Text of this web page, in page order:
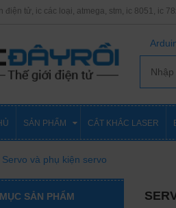
điện tử, ic các loại, atmega, stm, ic 8051, ic
SẢN PHẨM CẮT KHẮC LASER
Servo và phụ kiện servo
SẢN PHẨM